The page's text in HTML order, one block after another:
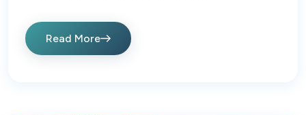
Read More